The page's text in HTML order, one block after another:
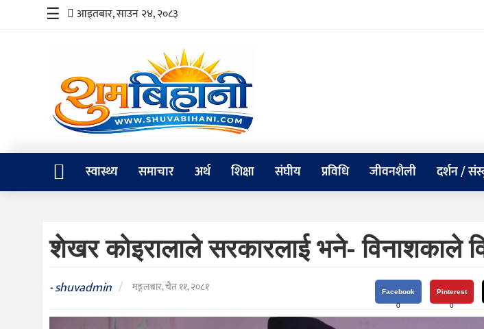
समाचार
संघीय
जीवनशैली
संस्कृति
☰ आइतबार, साउन २४, २०८३
स्वास्थ्य समाचार अर्थ शिक्षा संघीय प्रविधि जीवनशैली दर्शन /
शेखर कोइरालाले सरकारलाई भने- विनाशकाले
-shuvadmin / मङ्गलबार, चैत ११, २०८१
Facebook
0
Pinterest
0